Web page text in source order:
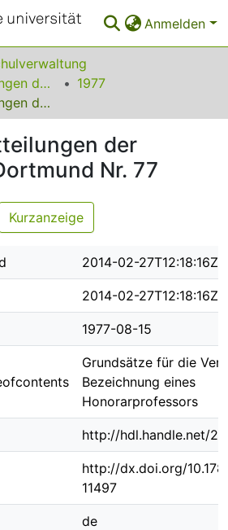
Anmelden
Amtliche Mitteilungen der Technischen Universität Dortmund
1977
Amtliche Mitteilungen der Universität Dortmund Nr. 77
der
Nr. 77
Kurzanzeige
2014-02-27T12:18:16Z
2014-02-27T12:18:16Z
1977-08-15
Grundsätze für die
Bezeichnung eines
Honorarprofessors
http://hdl.handle.net/
http://dx.doi.org/
11497
de